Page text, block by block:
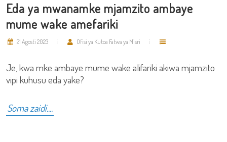
Eda ya mwanamke mjamzito ambaye
mume wake amefariki
21 Agosti 2023 Ofisi ya Kutoa Fatwa ya Misri
Je, kwa mke ambaye mume wake alifariki akiwa mjamzito
vipi kuhusu eda yake?
Soma zaidi....